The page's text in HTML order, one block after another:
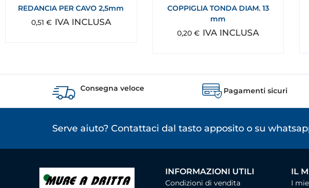
REDANCIA PER CAVO 2,5mm
0,51 € IVA INCLUSA
COPPIGLIA TONDA DIAM. 13
mm
0,20€ IVA INCLUSA
Consegna veloce Pagamenti sicuri
Serve aiuto? Contattaci dal tasto apposito o su
INFORMAZIONI UTILI
Condizioni di vendita
IL
I